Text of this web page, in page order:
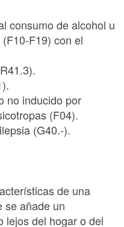
consumo de alcohol u
F19) con el
no inducido por
(F04).
(G40.-).
de una
se añade un
lejos del hogar o del